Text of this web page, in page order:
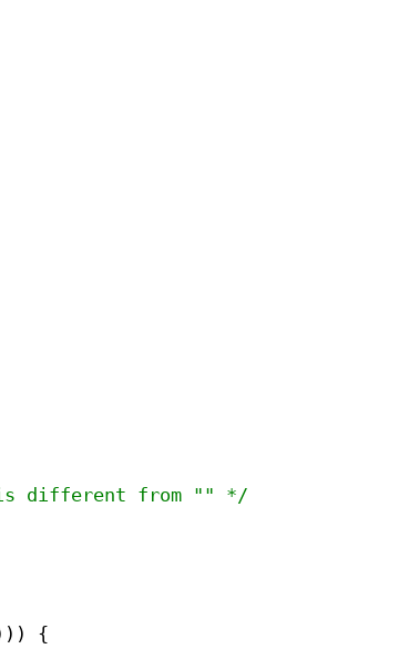
different from "" */
{